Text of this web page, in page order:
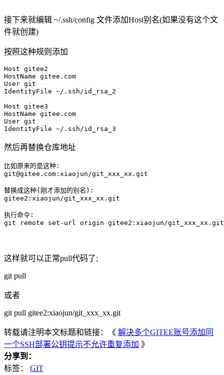
接下来就编辑 ~/.ssh/config 文件添加Host别名(如果没有这个文
件就创建)
按照这种规则添加
Host gitee2
HostName gitee.com
User git
IdentityFile ~/.ssh/id_rsa_2
Host gitee3
HostName gitee.com
User git
IdentityFile ~/.ssh/id_rsa_3
然后再替换仓库地址
比如原来的是这种:
git@gitee.com:xiaojun/git_xxx_xx.git
替换成这种(刚才添加的别名):
gitee2:xiaojun/git_xxx_xx.git
执行命令:
git remote set-url origin gitee2:xiaojun/git_xxx_xx.git
这样就可以正常pull代码了;
git pull
或者
git pull gitee2:xiaojun/git_xxx_xx.git
转载请注明本文标题和链接：《 解决多个GITEE账号添加同
一个SSH部署公钥提示不允许重复添加 》
分享到：
标签： GIT